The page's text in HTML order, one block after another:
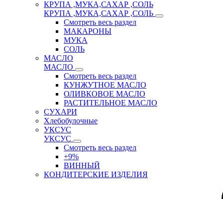
КРУПА ,МУКА,САХАР ,СОЛЬ
КРУПА ,МУКА,САХАР ,СОЛЬ
Смотреть весь раздел
МАКАРОНЫ
МУКА
СОЛЬ
МАСЛО
МАСЛО
Смотреть весь раздел
КУНЖУТНОЕ МАСЛО
ОЛИВКОВОЕ МАСЛО
РАСТИТЕЛЬНОЕ МАСЛО
СУХАРИ
Хлебобулочные
УКСУС
УКСУС
Смотреть весь раздел
+9%
ВИННЫЙ
КОНДИТЕРСКИЕ ИЗДЕЛИЯ